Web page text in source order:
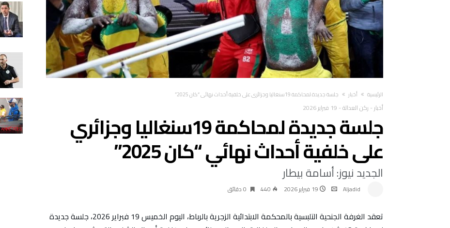
‫الرئيسية‬ أخبار جلسة جديدة لمحاكمة 19سنغاليا وجزائري على خلفية أحداث نهائي “كان 2025”
أخبار- ركن العدالة- 19 فبراير 2026
جلسة جديدة لمحاكمة 19سنغاليا وجزائري
على خلفية أحداث نهائي “كان 2025”
الجديد نيوز: أسامة بيطار
Aljadid 19 فبراير 2026 440 0 ‫دقائق‬
تعقد الغرفة الجنحية التلبسية بالمحكمة الابتدائية الزجرية بالرباط، اليوم الخميس 19 فبراير 2026، جلسة جديدة